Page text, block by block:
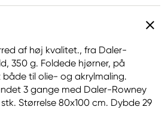
af høj kvalitet., fra Daler-
350 g. Foldede hjørner, på
til olie- og akrylmaling.
3 gange med Daler-Rowney
stk. Størrelse 80x100 cm. Dybde 29